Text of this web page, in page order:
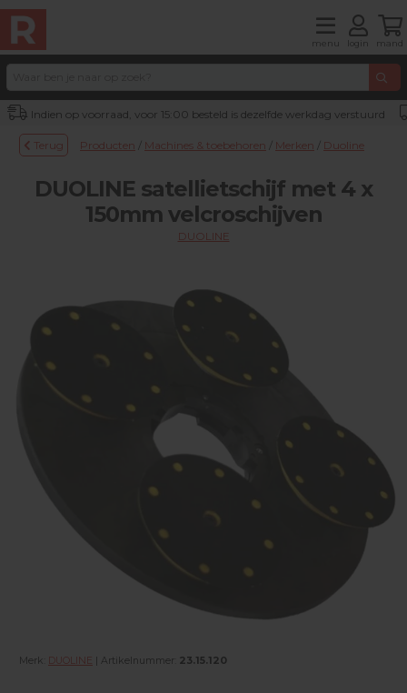
menu login mand
Indien op voorraad, voor 15:00 besteld is dezelfde werkdag verstuurd
Terug Producten / Machines & toebehoren / Merken / Duoline
DUOLINE satellietschijf met 4 x
150mm velcroschijven
DUOLINE
Merk: DUOLINE | Artikelnummer: 23.15.120